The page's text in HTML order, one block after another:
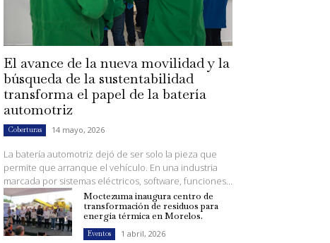
El avance de la nueva movilidad y la
búsqueda de la sustentabilidad
transforma el papel de la batería
automotriz
Coberturas 14 mayo, 2026
La batería automotriz dejó de ser solo la pieza que
permite que arranque el vehículo. En una industria
marcada por sistemas eléctricos, software, funciones...
Moctezuma inaugura centro de
transformación de residuos para
energía térmica en Morelos.
Eventos 1 abril, 2026